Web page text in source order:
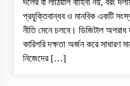
দলের বা লাঠিয়াল বাহিনী নয়, বরং
প্রযুক্তিবান্ধব ও মানবিক একটি
নীতি মেনে চলবে। ডিজিটাল
কারিগরি দক্ষতা অর্জন করে সাধারণ
নিজেদের […]